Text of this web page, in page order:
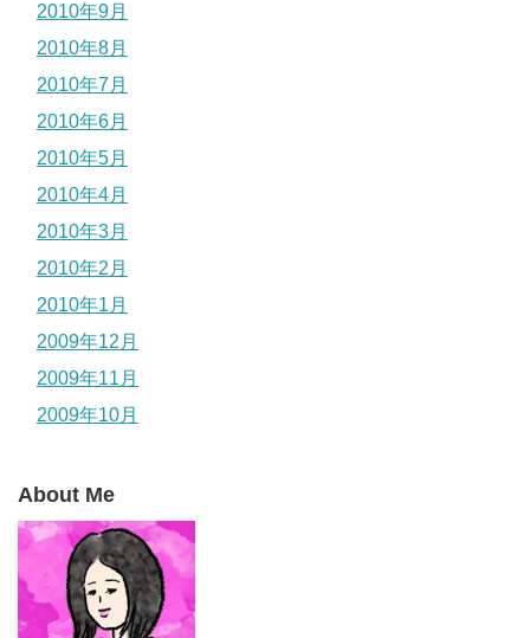
2010年9月
2010年8月
2010年7月
2010年6月
2010年5月
2010年4月
2010年3月
2010年2月
2010年1月
2009年12月
2009年11月
2009年10月
About Me